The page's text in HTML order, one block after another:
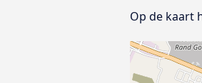
Op de kaart